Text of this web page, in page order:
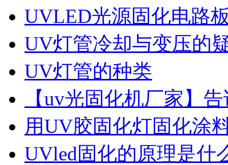
UVLED光源固化电路
UV灯管冷却与变压的
UV灯管的种类
【uv光固化机厂家】
用UV胶固化灯固化涂
UVled固化的原理是什